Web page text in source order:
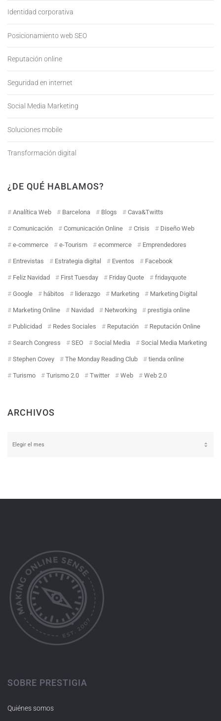
Identidad corporativa
Posicionamiento web SEO
Reputación online
Seguridad en internet
Social Media Marketing
Soluciones mobile
Transformación digital
¿DE QUÉ HABLAMOS?
Analítica Web Barcelona Blogs Cava&Twitts
Comunicación Comunicación Online Crisis Diseño Web
e-commerce e-Tourism ecommerce Emprendedores
Entrevistas Estrategia digital Eventos Facebook
Feliz Navidad First Tuesday Friday Quote fridayquote
Google hábitos liderazgo Marketing Marketing Digital
Marketing Online Navidad Networking prestigia online
Publicidad Redes Sociales Reputación Reputación Online
Search Congress SEO Social Media Social Media Marketing
Stephen Covey The Monday Reading Club tienda online
Turismo Turismo 2.0 Twitter Web Web 2.0
ARCHIVOS
SOBRE PRESTIGIA
Quiénes somos